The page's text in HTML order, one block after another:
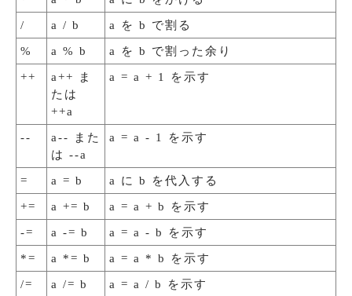
/ a / b a を b で割る
% a % b a を b で割った余り
++
a++ ま
たは
++a
a = a + 1 を示す
--
a-- また
は --a
a = a - 1 を示す
= a = b a に b を代入する
+= a += b a = a + b を示す
-= a -= b a = a - b を示す
*= a *= b a = a * b を示す
/= a /= b a = a / b を示す